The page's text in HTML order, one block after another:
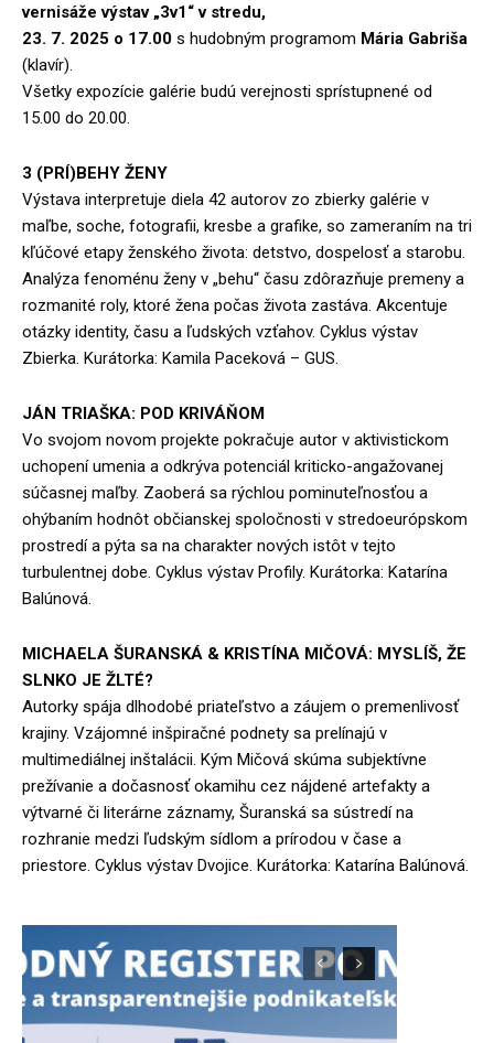
vernisáže výstav „3v1“v stredu,
23. 7. 2025 o 17.00 s hudobným programom Mária Gabriša
(klavír).
Všetky expozície galérie budú verejnosti sprístupnené od
15.00 do 20.00.
3 (PRÍ)BEHY ŽENY
Výstava interpretuje diela 42 autorov zo zbierky galérie v
maľbe, soche, fotografii, kresbe a grafike, so zameraním na tri
kľúčové etapy ženského života: detstvo, dospelosť a starobu.
Analýza fenoménu ženy v „behu“ času zdôrazňuje premeny a
rozmanité roly, ktoré žena počas života zastáva. Akcentuje
otázky identity, času a ľudských vzťahov. Cyklus výstav
Zbierka. Kurátorka: Kamila Paceková – GUS.
JÁN TRIAŠKA: POD KRIVÁŇOM
Vo svojom novom projekte pokračuje autor v aktivistickom
uchopení umenia a odkrýva potenciál kriticko-angažovanej
súčasnej maľby. Zaoberá sa rýchlou pominuteľnosťou a
ohýbaním hodnôt občianskej spoločnosti v stredoeurópskom
prostredí a pýta sa na charakter nových istôt v tejto
turbulentnej dobe. Cyklus výstav Profily. Kurátorka: Katarína
Balúnová.
MICHAELA ŠURANSKÁ & KRISTÍNA MIČOVÁ: MYSLÍŠ, ŽE
SLNKO JE ŽLTÉ?
Autorky spája dlhodobé priateľstvo a záujem o premenlivosť
krajiny. Vzájomné inšpiračné podnety sa prelínajú v
multimediálnej inštalácii. Kým Mičová skúma subjektívne
prežívanie a dočasnosť okamihu cez nájdené artefakty a
výtvarné či literárne záznamy, Šuranská sa sústredí na
rozhranie medzi ľudským sídlom a prírodou v čase a
priestore. Cyklus výstav Dvojice. Kurátorka: Katarína Balúnová.